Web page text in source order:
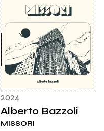
2024
Alberto Bazzoli
MISSORI